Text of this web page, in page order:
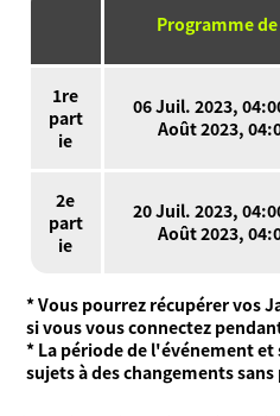
Programme
1re
part
ie
06 Juil. 2023,
Août 2023,
2e
part
ie
20 Juil. 2023,
Août 2023,
* Vous pourrez récupérer vos
si vous vous connectez
* La période de l'événement
sujets à des changements sans